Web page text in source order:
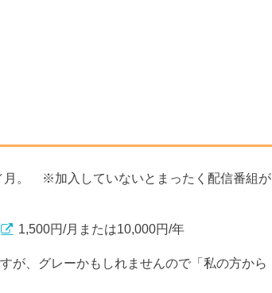
月。 ※加入していないとまったく配信番組が
1,500円/月または10,000円/年
が、グレーかもしれませんので「私の方から